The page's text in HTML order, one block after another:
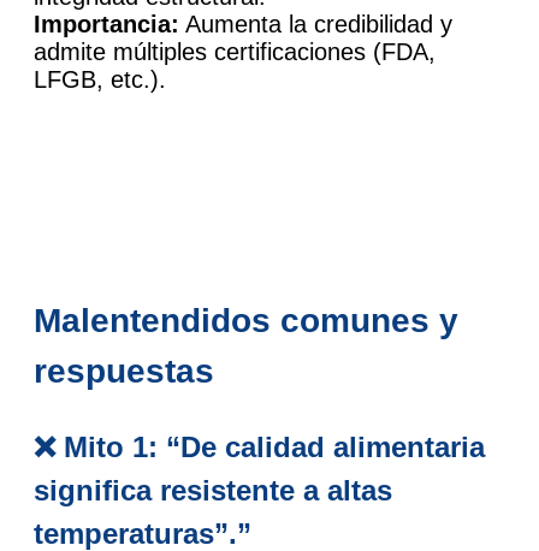
Importancia: Aumenta la credibilidad y
admite múltiples certificaciones (FDA,
LFGB, etc.).
Malentendidos comunes y
respuestas
❌ Mito 1: “De calidad alimentaria
significa resistente a altas
temperaturas”.”